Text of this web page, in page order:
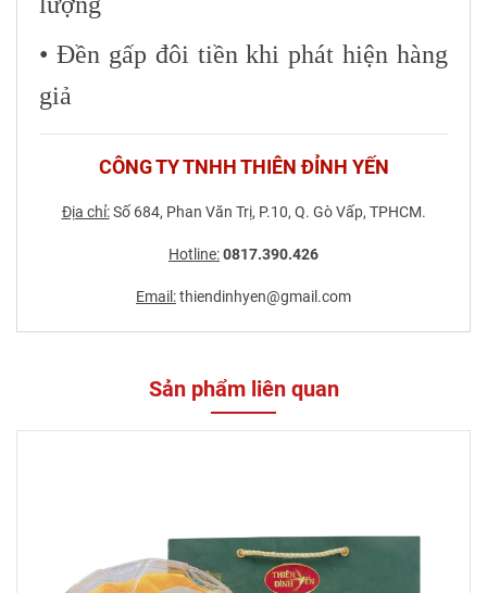
• Đền gấp đôi tiền khi phát hiện hàng
giả
CÔNG TY TNHH THIÊN ĐỈNH YẾN
Địa chỉ:Số 684, Phan Văn Trị, P.10, Q. Gò Vấp, TPHCM.
Hotline:0817.390.426
Email:thiendinhyen@gmail.com
Sản phẩm liên quan